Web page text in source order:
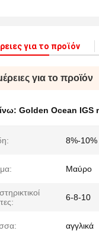
για το προϊόν
για το προϊόν
Golden Ocean IGS
8%-10%
Μαύρο
6-8-10
αγγλικά